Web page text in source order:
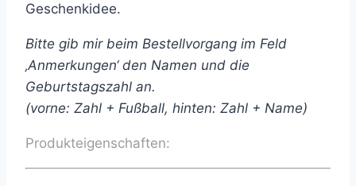
Geschenkidee.
Bitte gib mir beim Bestellvorgang im Feld
‚Anmerkungen‘ den Namen und die
Geburtstagszahl an.
(vorne: Zahl + Fußball, hinten: Zahl + Name)
Produkteigenschaften: